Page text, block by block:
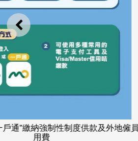
上一則
透過 “一戶通”繳納任